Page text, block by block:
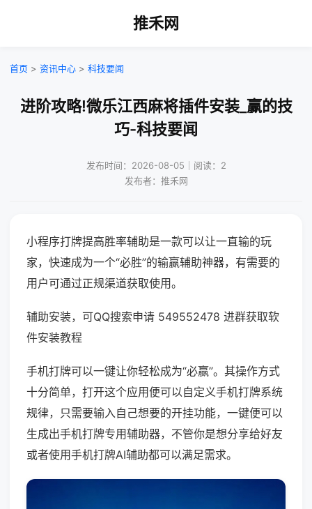
推禾网
首页 > 资讯中心 > 科技要闻
进阶攻略!微乐江西麻将插件安装_赢的技
巧-科技要闻
发布时间：2026-08-05｜阅读：2
发布者：推禾网
小程序打牌提高胜率辅助是一款可以让一直输的玩
家，快速成为一个“必胜”的输赢辅助神器，有需要的
用户可通过正规渠道获取使用。
辅助安装，可QQ搜索申请 549552478 进群获取软
件安装教程
手机打牌可以一键让你轻松成为“必赢”。其操作方式
十分简单，打开这个应用便可以自定义手机打牌系统
规律，只需要输入自己想要的开挂功能，一键便可以
生成出手机打牌专用辅助器，不管你是想分享给好友
或者使用手机打牌AI辅助都可以满足需求。